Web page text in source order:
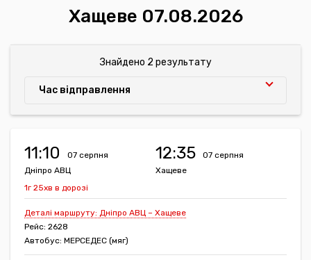
Хащеве 07.08.2026
Знайдено 2 результату
Час відправлення
11:10
07 серпня
Дніпро АВЦ
12:35
07 серпня
Хащеве
1г 25хв в дорозі
Деталі маршруту: Дніпро АВЦ – Хащеве
Рейс: 2628
Автобус: МЕРСЕДЕС (мяг)